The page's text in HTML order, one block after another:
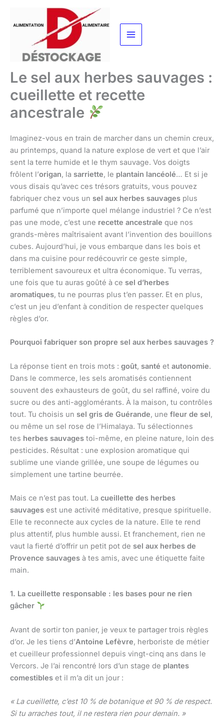
contenu
Le sel aux herbes sauvages :
cueillette et recette
ancestrale
Imaginez-vous en train de marcher dans un chemin creux,
au printemps, quand la nature explose de vert et que l’air
sent la terre humide et le thym sauvage. Vos doigts
frôlent l’origan, la sarriette, le plantain lancéolé… Et si je
vous disais qu’avec ces trésors gratuits, vous pouvez
fabriquer chez vous un sel aux herbes sauvages plus
parfumé que n’importe quel mélange industriel ? Ce n’est
pas une mode, c’est une recette ancestrale que nos
grands-mères maîtrisaient avant l’invention des bouillons
cubes. Aujourd’hui, je vous embarque dans les bois et
dans ma cuisine pour redécouvrir ce geste simple,
terriblement savoureux et ultra économique. Tu verras,
une fois que tu auras goûté à ce sel d’herbes
aromatiques, tu ne pourras plus t’en passer. Et en plus,
c’est un jeu d’enfant à condition de respecter quelques
règles d’or.
Pourquoi fabriquer son propre sel aux herbes sauvages ?
La réponse tient en trois mots : goût, santé et autonomie.
Dans le commerce, les sels aromatisés contiennent
souvent des exhausteurs de goût, du sel raffiné, voire du
sucre ou des anti-agglomérants. À la maison, tu contrôles
tout. Tu choisis un sel gris de Guérande, une fleur de sel,
ou même un sel rose de l’Himalaya. Tu sélectionnes
tes herbes sauvages toi-même, en pleine nature, loin des
pesticides. Résultat : une explosion aromatique qui
sublime une viande grillée, une soupe de légumes ou
simplement une tartine beurrée.
Mais ce n’est pas tout. La cueillette des herbes
sauvages est une activité méditative, presque spirituelle.
Elle te reconnecte aux cycles de la nature. Elle te rend
plus attentif, plus humble aussi. Et franchement, rien ne
vaut la fierté d’offrir un petit pot de sel aux herbes de
Provence sauvages à tes amis, avec une étiquette faite
main.
1. La cueillette responsable : les bases pour ne rien
gâcher
Avant de sortir ton panier, je veux te partager trois règles
d’or. Je les tiens d’Antoine Lefèvre, herboriste de métier
et cueilleur professionnel depuis vingt-cinq ans dans le
Vercors. Je l’ai rencontré lors d’un stage de plantes
comestibles et il m’a dit un jour :
« La cueillette, c’est 10 % de botanique et 90 % de respect.
Si tu arraches tout, il ne restera rien pour demain. »